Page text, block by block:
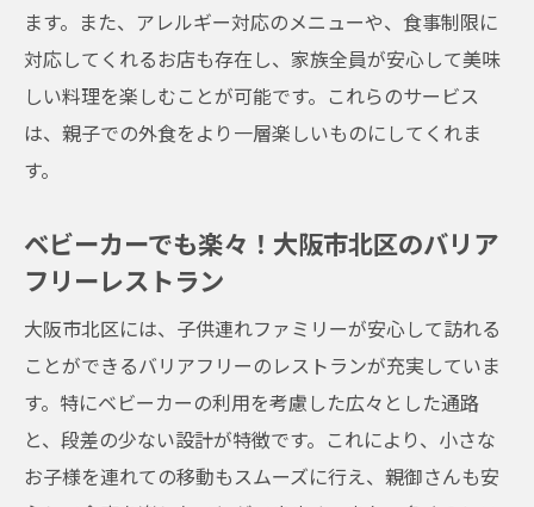
子供と一緒に楽しめる大阪市北区のレスト
ランスポット
大阪市北区の子供連れ歓迎レストランの特
徴
大阪市北区のファミリー向けメニューが充
実したお店
子供と一緒に素敵な時間を過ごすためのレ
ストラン選び
大阪市北区で見つける家族で楽しめる美味
しいレストラン
広々スペースと子供用食器で快適な食事を大阪
ます。また、アレルギー対応のメニューや、食事制限に
対応してくれるお店も存在し、家族全員が安心して美味
しい料理を楽しむことが可能です。これらのサービス
は、親子での外食をより一層楽しいものにしてくれま
す。
ベビーカーでも楽々！大阪市北区のバリア
フリーレストラン
大阪市北区には、子供連れファミリーが安心して訪れる
ことができるバリアフリーのレストランが充実していま
す。特にベビーカーの利用を考慮した広々とした通路
と、段差の少ない設計が特徴です。これにより、小さな
お子様を連れての移動もスムーズに行え、親御さんも安